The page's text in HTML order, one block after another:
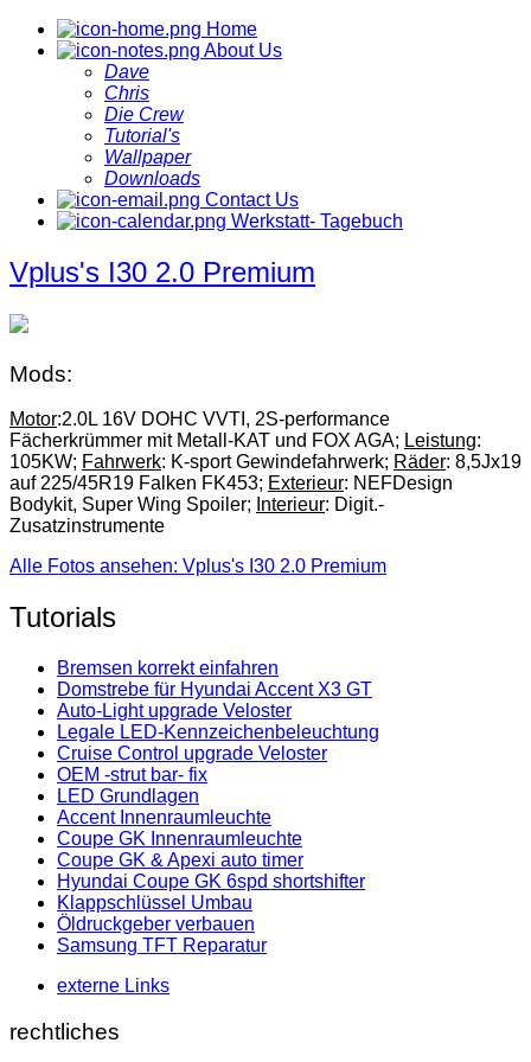
Home
About Us
Dave
Chris
Die Crew
Tutorial's
Wallpaper
Downloads
Contact Us
Werkstatt- Tagebuch
Vplus's I30 2.0 Premium
Mods:
Motor:2.0L 16V DOHC VVTI, 2S-performance
Fächerkrümmer mit Metall-KAT und FOX AGA; Leistung:
105KW; Fahrwerk: K-sport Gewindefahrwerk; Räder: 8,5Jx19
auf 225/45R19 Falken FK453; Exterieur: NEFDesign
Bodykit, Super Wing Spoiler; Interieur: Digit.-
Zusatzinstrumente
Alle Fotos ansehen: Vplus's I30 2.0 Premium
Tutorials
Bremsen korrekt einfahren
Domstrebe für Hyundai Accent X3 GT
Auto-Light upgrade Veloster
Legale LED-Kennzeichenbeleuchtung
Cruise Control upgrade Veloster
OEM -strut bar- fix
LED Grundlagen
Accent Innenraumleuchte
Coupe GK Innenraumleuchte
Coupe GK & Apexi auto timer
Hyundai Coupe GK 6spd shortshifter
Klappschlüssel Umbau
Öldruckgeber verbauen
Samsung TFT Reparatur
externe Links
rechtliches